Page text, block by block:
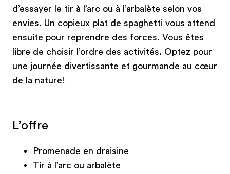
d’essayer le tir à l’arc ou à l’arbalète selon vos
envies. Un copieux plat de spaghetti vous attend
ensuite pour reprendre des forces. Vous êtes
libre de choisir l’ordre des activités. Optez pour
une journée divertissante et gourmande au cœur
de la nature!
L’offre
Promenade en draisine
Tir à l’arc ou arbalète